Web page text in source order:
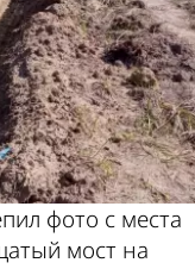
фото с места
мост на